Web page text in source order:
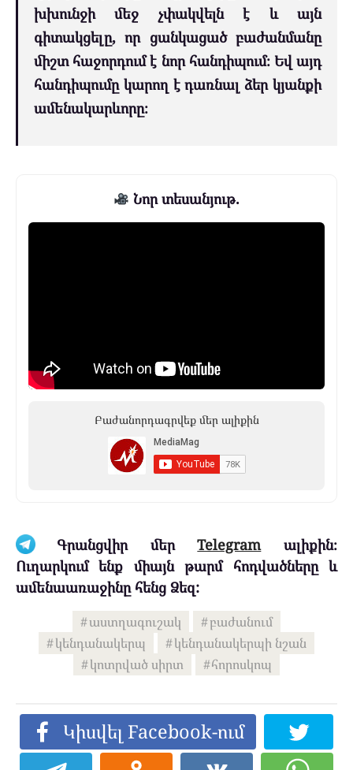
խխունջի մեջ չփակվելն է և այն
գիտակցելը, որ ցանկացած բաժանմանը
միշտ հաջորդում է նոր հանդիպում։ Եվ այդ
հանդիպումը կարող է դառնալ ձեր կյանքի
ամենակարևորը։
Նոր տեսանյութ.
Բաժանորդագրվեք մեր ալիքին
Գրանցվիր մերTelegramալիքին։
Ուղարկում ենք միայն թարմ հոդվածները և
ամենաառաջինը հենց Ձեզ:
աստղագուշակ
բաժանում
կենդանակերպ
կենդանակերպի նշան
կոտրված սիրտ
հորոսկոպ
Կիսվել Facebook-ում